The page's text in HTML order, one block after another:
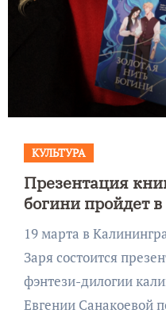
КУЛЬТУРА
Презентация
богини пройдет
19 марта в Калининграде в арт-пространстве
Заря состоится
фэнтези-дилогии
Евгении Санакоевой